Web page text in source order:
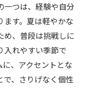
性的コーデのコ
コーデ術と夏の
人の着こなしポ
一つは、経験や自分
ます。夏は軽やかな
め、普段は挑戦しに
入れやすい季節で
、アクセントとな
で、さりげなく個性